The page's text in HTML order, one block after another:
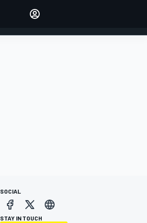
ACCEDI
SOCIAL
STAY IN TOUCH